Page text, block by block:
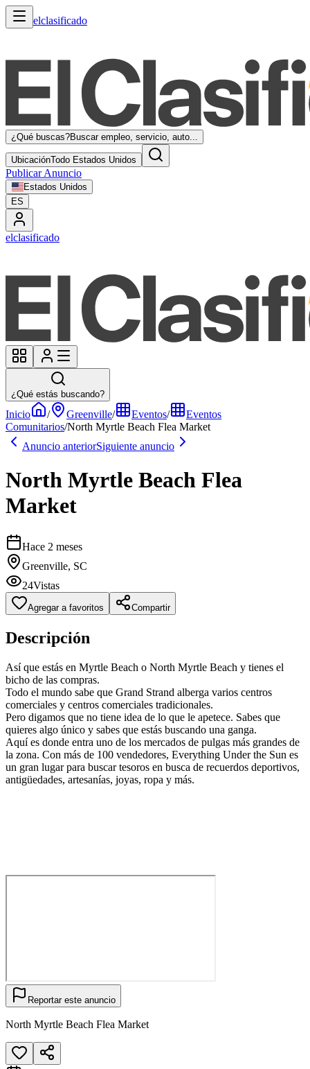
elclasificado
¿Qué buscas?Buscar empleo, servicio, auto...
UbicaciónTodo Estados Unidos
Publicar Anuncio
Estados Unidos
ES
elclasificado
¿Qué estás buscando?
Inicio / Greenville/ Eventos/
Eventos
Comunitarios/North Myrtle Beach Flea Market
Anuncio anteriorSiguiente anuncio
North Myrtle Beach Flea
Market
Hace 2 meses
Greenville, SC
24Vistas
Agregar a favoritos Compartir
Descripción
Así que estás en Myrtle Beach o North Myrtle Beach y tienes el
bicho de las compras.
Todo el mundo sabe que Grand Strand alberga varios centros
comerciales y centros comerciales tradicionales.
Pero digamos que no tiene idea de lo que le apetece. Sabes que
quieres algo único y sabes que estás buscando una ganga.
Aquí es donde entra uno de los mercados de pulgas más grandes de
la zona. Con más de 100 vendedores, Everything Under the Sun es
un gran lugar para buscar tesoros en busca de recuerdos deportivos,
antigüedades, artesanías, joyas, ropa y más.
Reportar este anuncio
North Myrtle Beach Flea Market